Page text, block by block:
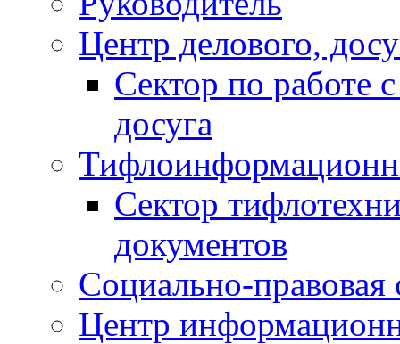
Центр делового,
Сектор по работе
досуга
Сектор
документов
Социально-правовая
Центр